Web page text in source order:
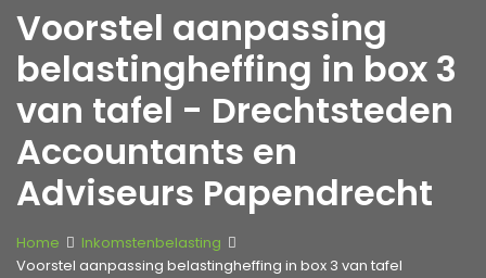
Voorstel aanpassing
belastingheffing in box 3
van tafel - Drechtsteden
Accountants en
Adviseurs Papendrecht
Home
Inkomstenbelasting
Voorstel aanpassing belastingheffing in box 3 van tafel